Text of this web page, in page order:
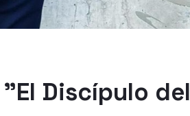
Discípulo del